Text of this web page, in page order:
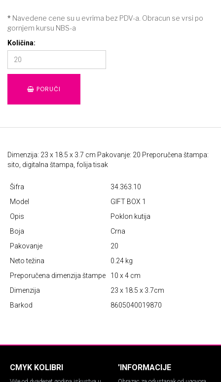
* Navedene cene su u evrima bez PDV-a. Obracun se vrsi po
gornjem kursu NBS-a
Količina:
PORUČI
Dimenzija: 23 x 18.5 x 3.7 cm Pakovanje: 20 Preporučena štampa:
sito, digitalna štampa, folija tisak
Šifra
34.363.10
Model
GIFT BOX 1
Opis
Poklon kutija
Boja
Crna
Pakovanje
20
Neto težina
0.24 kg
Preporučena dimenzija štampe
10 x 4 cm
Dimenzija
23 x 18.5 x 3.7cm
Barkod
8605040019870
CMYK KOLIBRI 'INFORMACIJE